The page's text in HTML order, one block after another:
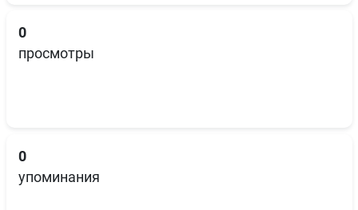
0
просмотры
0
упоминания